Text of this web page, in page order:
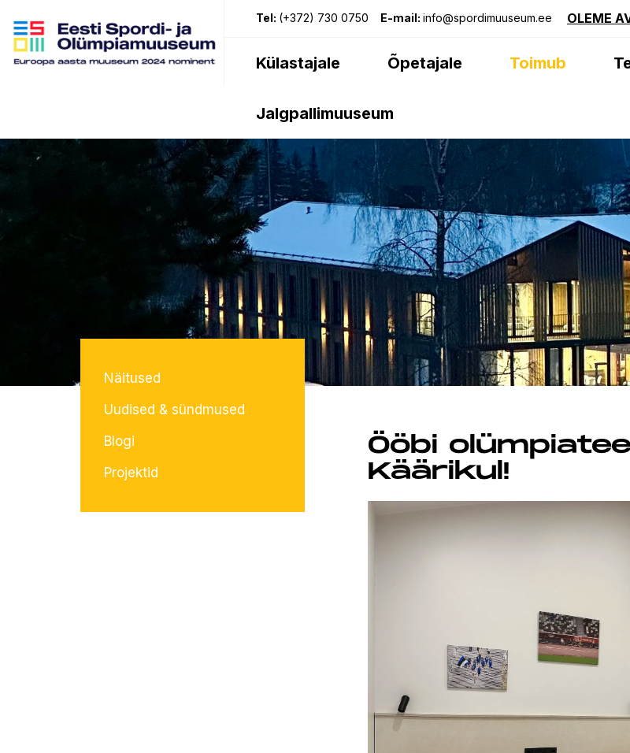
Tel: (+372) 730 0750 E-mail: info@spordimuuseum.ee OLEME
Külastajale Õpetajale Toimub
Jalgpallimuuseum
Näitused
Uudised & sündmused
Blogi
Projektid
Ööbi
Käärikul!